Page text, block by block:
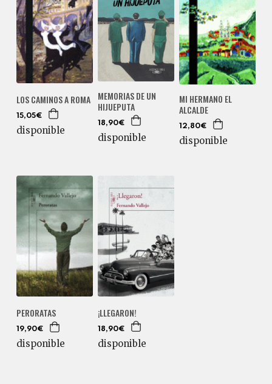
LOS CAMINOS A ROMA
15,05€
disponible
MEMORIAS DE UN
HIJUEPUTA
18,90€
disponible
MI HERMANO EL
ALCALDE
12,80€
disponible
PERORATAS
19,90€
disponible
¡LLEGARON!
18,90€
disponible